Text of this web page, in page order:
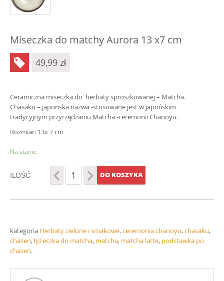
Miseczka do matchy Aurora 13 x7 cm
49,99 zł
Ceramiczna miseczka do herbaty sproszkowanej – Matcha.
Chasaku – japonska nazwa -stosowane jest w japońskim
tradycyjnym przyrządzaniu Matcha -ceremonii Chanoyu.
Rozmiar: 13x 7 cm
Na stanie
ILOŚĆ DO KOSZYKA
kategoria Herbaty zielone i smakowe.ceremonia chanoyu,chasaku,
chasen,łyżeczka do matcha, matcha, matcha latte, podstawka po
chasen.